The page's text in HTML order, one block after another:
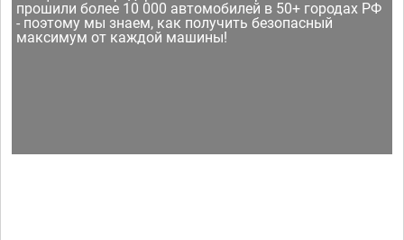
прошили более 10 000 автомобилей в 50+ городах РФ
- поэтому мы знаем, как получить безопасный
максимум от каждой машины!